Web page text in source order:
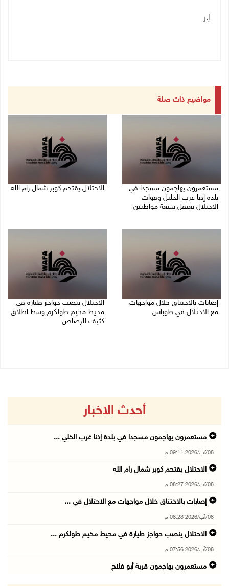
إ.ر
مواضيع ذات صلة
مستعمرون يهاجمون مسجدا في
بلدة إذنا غرب الخليل وقوات
الاحتلال تعتقل سبعة مواطنين
الاحتلال يقتحم كوبر شمال رام الله
إصابات بالاختناق خلال مواجهات
مع الاحتلال في طوباس
الاحتلال ينصب حواجز طيارة في
محيط مخيم طولكرم وسط اطلاق
كثيف للرصاص
أحدث الاخبار
مستعمرون يهاجمون مسجدا في بلدة إذنا غرب الخلي ...
08/آب/2026 09:11 م
الاحتلال يقتحم كوبر شمال رام الله
08/آب/2026 08:27 م
إصابات بالاختناق خلال مواجهات مع الاحتلال في ...
08/آب/2026 08:23 م
الاحتلال ينصب حواجز طيارة في محيط مخيم طولكرم ...
08/آب/2026 07:56 م
مستعمرون يهاجمون قرية أبو فلاح